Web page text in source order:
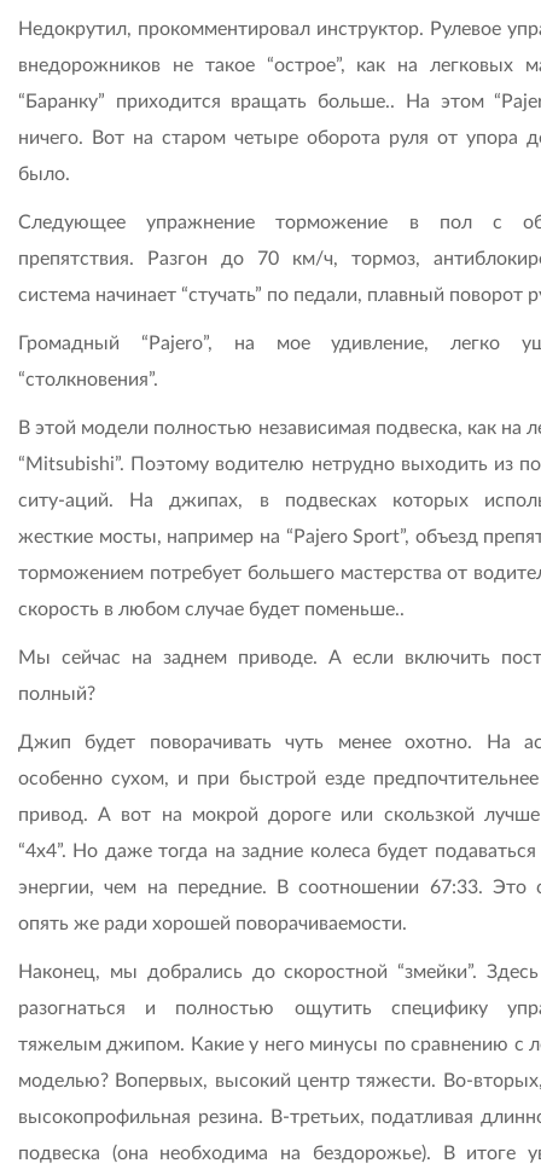
Недокрутил, прокомментировал инструктор. Рулевое
внедорожников не такое “острое”, как на легковых
“Баранку” приходится вращать больше.. На этом
ничего. Вот на старом четыре оборота руля от упора
было.
Следующее упражнение торможение в пол с
препятствия. Разгон до 70 км/ч, тормоз,
система начинает “стучать” по педали, плавный поворот
Громадный “Pajero”, на мое удивление, легко
“столкновения”.
В этой модели полностью независимая подвеска, как на
“Mitsubishi”. Поэтому водителю нетрудно выходить из
ситу-аций. На джипах, в подвесках которых
жесткие мосты, например на “Pajero Sport”, объезд
торможением потребует большего мастерства от
скорость в любом случае будет поменьше..
Мы сейчас на заднем приводе. А если включить
полный?
Джип будет поворачивать чуть менее охотно. На
особенно сухом, и при быстрой езде
привод. А вот на мокрой дороге или скользкой
“4х4”. Но даже тогда на задние колеса будет
энергии, чем на передние. В соотношении 67:33. Это
опять же ради хорошей поворачиваемости.
Наконец, мы добрались до скоростной “змейки”.
разогнаться и полностью ощутить специфику
тяжелым джипом. Какие у него минусы по сравнению с
моделью? Вопервых, высокий центр тяжести. Во-
высокопрофильная резина. В-третьих, податливая
подвеска (она необходима на бездорожье). В итоге